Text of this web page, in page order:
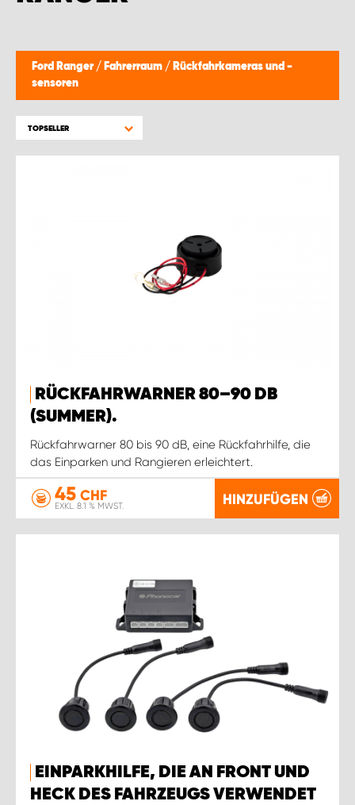
Ford Ranger / Fahrerraum / Rückfahrkameras und -
sensoren
TOPSELLER
RÜCKFAHRWARNER 80–90 DB
(SUMMER).
Rückfahrwarner 80 bis 90 dB, eine Rückfahrhilfe, die
das Einparken und Rangieren erleichtert.
45 CHF
EXKL. 8.1 % MWST. HINZUFÜGEN
EINPARKHILFE, DIE AN FRONT UND
HECK DES FAHRZEUGS VERWENDET